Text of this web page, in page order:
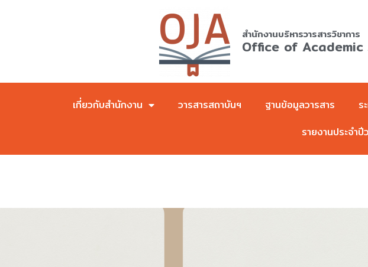
สำนักงานบริหารวารสารวิชาการ
Office of
เกี่ยวกับสำนักงาน วารสารสถาบันฯ ฐานข้อมูลวารสาร ร
รายงานประจำปี